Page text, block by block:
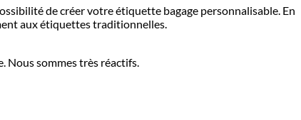
de créer votre étiquette bagage personnalisable. En
aux étiquettes traditionnelles.
Nous sommes très réactifs.